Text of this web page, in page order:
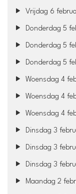
Vrijdag 6
Donderdag 5
Donderdag 5
Donderdag 5
Woensdag 4
Woensdag 4
Woensdag 4
Dinsdag 3
Dinsdag 3
Dinsdag 3
Maandag 2